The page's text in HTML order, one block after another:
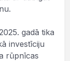
gadā tika
investīciju
rūpnīcas